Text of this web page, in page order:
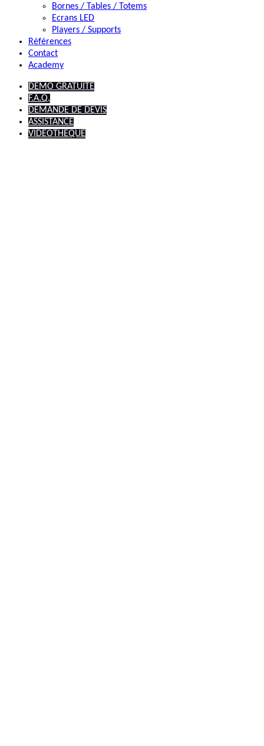
Bornes / Tables / Totems
Ecrans LED
Players / Supports
Références
Contact
Academy
DEMO GRATUITE
F.A.Q.
DEMANDE DE DEVIS
ASSISTANCE
VIDEOTHEQUE